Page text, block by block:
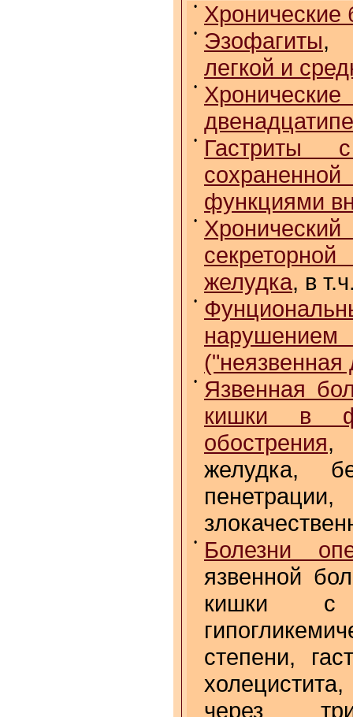
• Хронические
• Эзофагиты
легкой и
•
•
Гастриты с
функциями
•
желудка, в
•
нарушением
("неязвенная
•
Язвенная
кишки в
обострения,
желудка,
•
Болезни
язвенной
кишки с
степени,
через